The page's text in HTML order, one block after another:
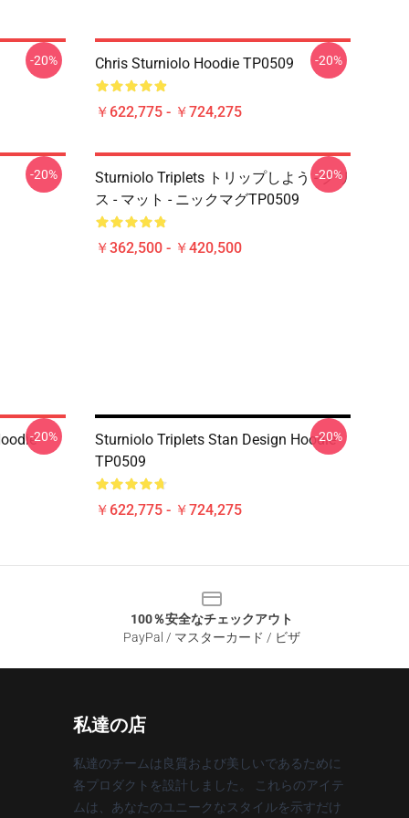
-20% Chris Sturniolo Hoodie TP0509
￥622,775 - ￥724,275
-20%
-20%
Sturniolo Triplets トリップしよう - クリ
ス - マット - ニックマグTP0509
￥362,500 - ￥420,500
-20%
-20%
Sturniolo Triplets Stan Design Hoodie
TP0509
￥622,775 - ￥724,275
-20%
100％安全なチェックアウト
PayPal / マスターカード / ビザ
私達の店
私達のチームは良質および美しいであるために
各プロダクトを設計しました。 これらのアイテ
ムは、あなたのユニークなスタイルを示すだけ